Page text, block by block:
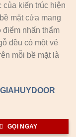
của kiến trúc hiện
mặt cửa mang
điểm nhấn thẩm
đều có một vẻ
mỗi bề mặt là
GỌI NGAY